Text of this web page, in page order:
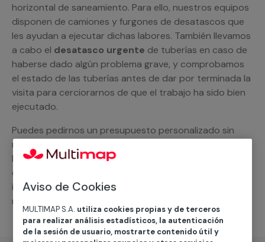
horizontal de saneamiento. Para ello, nuestros equipos
disponen de camiones y furgones de desatascos que
les ayudan a ejecutar dichas labores. También llevamos
a cabo el desatasco urgente de tuberías en caso de
haberse dado algún problema grave, y comprobamos
el estado de las tuberías antes de dar por terminada la
visita para cerciorarnos de que el trabajo ha sido bien
ejecutado.
Puedes pedirnos un presupuesto personalizado sin
ningún tipo de compromiso. Un especialista de
MULTIMAP te ayudará, explicándote todas las opciones
que tienes en cuanto al
incluyendo el suministro de repuestos, materiales y las
revisiones que sean necesarias.
Aviso de Cookies
MULTIMAP S.A. utiliza cookies propias y de terceros
para realizar análisis estadísticos, la autenticación
de la sesión de usuario, mostrarte contenido útil y